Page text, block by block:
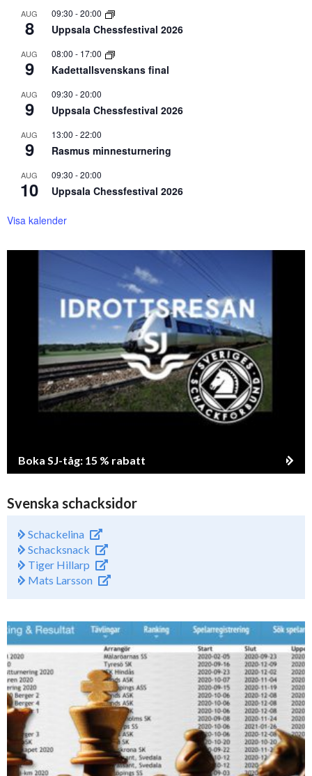
AUG
8
09:30 -20:00
Uppsala Chessfestival 2026
AUG
9
08:00 - 17:00
Kadettallsvenskans final
AUG
9
09:30 -20:00
Uppsala Chessfestival 2026
AUG
9
13:00 -22:00
Rasmus minnesturnering
AUG
10
09:30 -20:00
Uppsala Chessfestival 2026
Visa kalender
Boka SJ-tåg: 15 % rabatt
Svenska schacksidor
Schackelina
Schacksnack
Tiger Hillarp
Mats Larsson